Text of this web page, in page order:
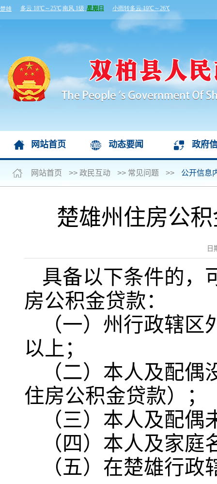
网站首页 动态要闻 政府
网站首页 >> 政民互动 >> 常见问题 >> 公开信息
楚雄州住房公
日
具备以下条件的，
房公积金贷款：
（一）州行政辖
以上；
（二）本人及配
住房公积金贷款）；
（三）本人及配
（四）本人及家
（五）在楚雄行